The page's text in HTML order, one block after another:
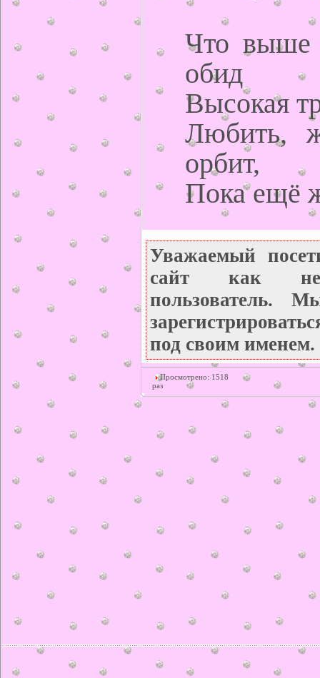
Что выше
обид
Высокая
Любить,
орбит,
Пока ещё
Уважаемый
сайт как
пользователь.
под своим именем.
Просмотрено: 1518
раз
©